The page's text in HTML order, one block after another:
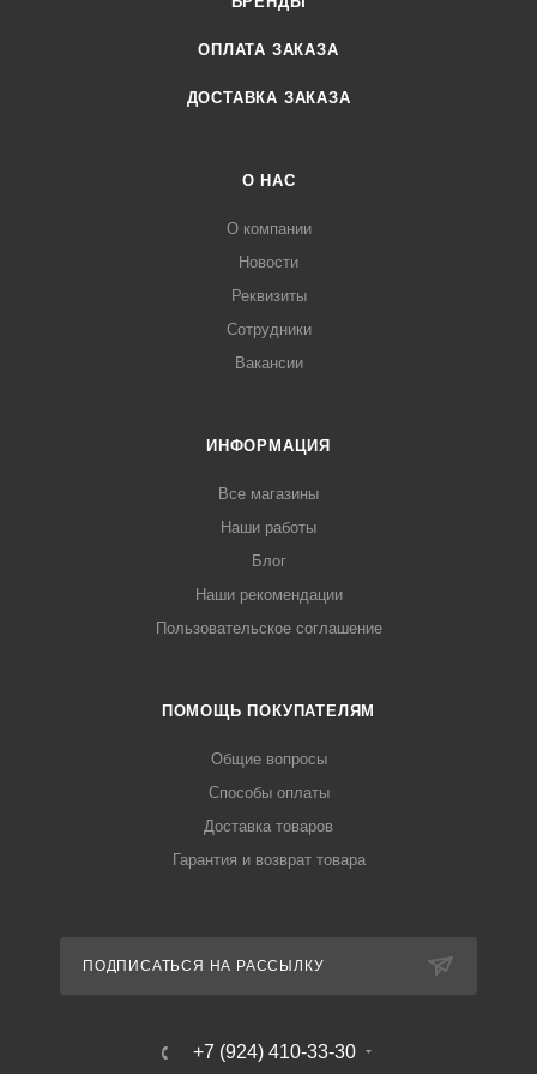
ОПЛАТА ЗАКАЗА
ДОСТАВКА ЗАКАЗА
О НАС
О компании
Новости
Реквизиты
Сотрудники
Вакансии
ИНФОРМАЦИЯ
Все магазины
Наши работы
Блог
Наши рекомендации
Пользовательское соглашение
ПОМОЩЬ ПОКУПАТЕЛЯМ
Общие вопросы
Способы оплаты
Доставка товаров
Гарантия и возврат товара
ПОДПИСАТЬСЯ НА РАССЫЛКУ
+7 (924) 410-33-30